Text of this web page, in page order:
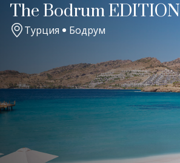
The Bodrum EDITION
Турция Бодрум